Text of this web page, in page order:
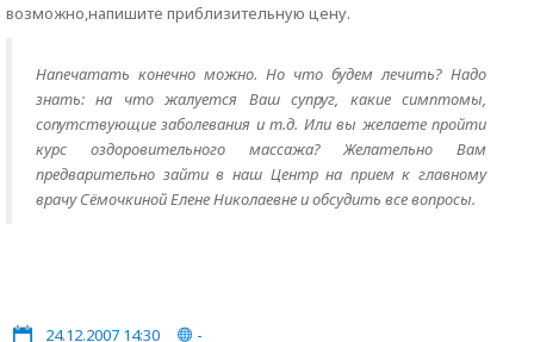
возможно,напишите приблизительную цену.
Напечатать конечно можно. Но что будем лечить? Надо
знать: на что жалуется Ваш супруг, какие симптомы,
сопутствующие заболевания и т.д. Или вы желаете пройти
курс оздоровительного массажа? Желательно Вам
предварительно зайти в наш Центр на прием к главному
врачу Сёмочкиной Елене Николаевне и обсудить все вопросы.
24.12.2007 14:30
-